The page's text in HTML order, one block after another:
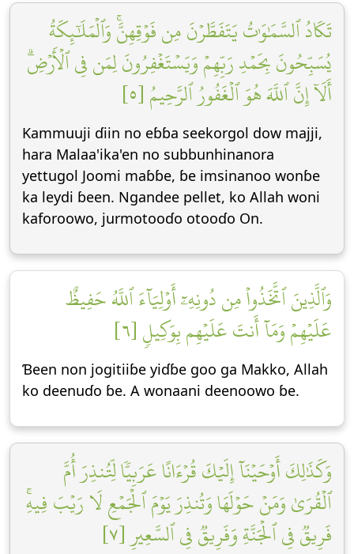
تَكَادُ ٱلسَّمَٰوَٰتُ يَتَفَطَّرۡنَ مِن فَوۡقِهِنَّۚ وَٱلۡمَلَٰٓئِكَةُ
يُسَبِّحُونَ بِحَمۡدِ رَبِّهِمۡ وَيَسۡتَغۡفِرُونَ لِمَن فِي ٱلۡأَرۡضِۗ
أَلَآ إِنَّ ٱللَّهَ هُوَ ٱلۡغَفُورُ ٱلرَّحِيمُ [٥]
Kammuuji ɗiin no eɓɓa seekorgol dow majji,
hara Malaa'ika'en no subbunhinanora
yettugol Joomi maɓɓe, ɓe imsinanoo wonɓe
ka leydi ɓeen. Ngandee pellet, ko Allah woni
kaforoowo, jurmotooɗo otooɗo On.
وَٱلَّذِينَ ٱتَّخَذُواْ مِن دُونِهِۦٓ أَوۡلِيَآءَ ٱللَّهُ حَفِيظٌ
عَلَيۡهِمۡ وَمَآ أَنتَ عَلَيۡهِم بِوَكِيلٖ [٦]
Ɓeen non jogitiiɓe yiɗɓe goo ga Makko, Allah
ko deenuɗo ɓe. A wonaani deenoowo ɓe.
وَكَذَٰلِكَ أَوۡحَيۡنَآ إِلَيۡكَ قُرۡءَانًا عَرَبِيّٗا لِّتُنذِرَ أُمَّ
ٱلۡقُرَىٰ وَمَنۡ حَوۡلَهَا وَتُنذِرَ يَوۡمَ ٱلۡجَمۡعِ لَا رَيۡبَ فِيهِۚ
فَرِيقٞ فِي ٱلۡجَنَّةِ وَفَرِيقٞ فِي ٱلسَّعِيرِ [٧]